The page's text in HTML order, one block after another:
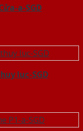
a-SGD
luc-SGD